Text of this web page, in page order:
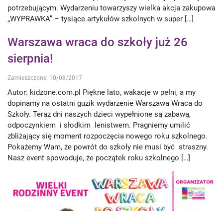
potrzebującym. Wydarzeniu towarzyszy wielka akcja zakupowa
„WYPRAWKA” – tysiące artykułów szkolnych w super […]
Warszawa wraca do szkoły już 26
sierpnia!
Zamieszczone: 10/08/2017
Autor: kidzone.com.pl Piękne lato, wakacje w pełni, a my
dopinamy na ostatni guzik wydarzenie Warszawa Wraca do
Szkoły. Teraz dni naszych dzieci wypełnione są zabawą,
odpoczynkiem i słodkim lenistwem. Pragniemy umilić
zbliżający się moment rozpoczęcia nowego roku szkolnego.
Pokażemy Wam, że powrót do szkoły nie musi być straszny.
Nasz event spowoduje, że początek roku szkolnego […]